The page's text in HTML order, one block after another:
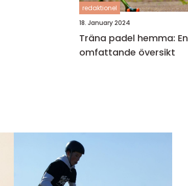
redaktionel
18. January 2024
Träna padel hemma: En
omfattande översikt